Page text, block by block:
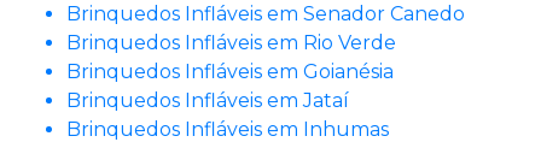
Brinquedos Infláveis em Senador Canedo
Brinquedos Infláveis em Rio Verde
Brinquedos Infláveis em Goianésia
Brinquedos Infláveis em Jataí
Brinquedos Infláveis em Inhumas